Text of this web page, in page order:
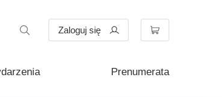
Zaloguj się
Prenumerata